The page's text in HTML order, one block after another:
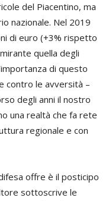
del Piacentino, ma
nazionale. Nel 2019
di euro (+3% rispetto
quella degli
di questo
contro le avversità –
degli anni il nostro
una realtà che fa rete
regionale e con
offre è il posticipo
sottoscrive le